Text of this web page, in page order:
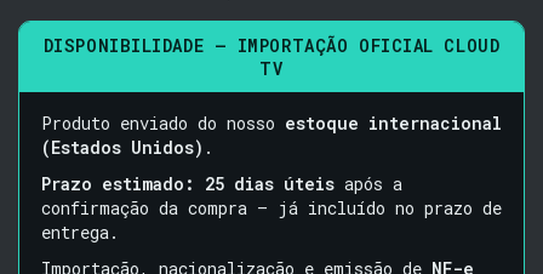
DISPONIBILIDADE — IMPORTAÇÃO OFICIAL CLOUD
TV
Produto enviado do nosso estoque internacional
(Estados Unidos) .
Prazo estimado: 25 dias úteis após a
confirmação da compra — já incluído no prazo de
entrega.
Importação, nacionalização e emissão de NF-e